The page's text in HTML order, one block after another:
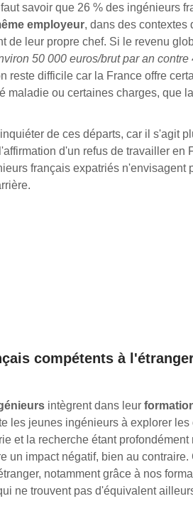
savoir que 26 % des ingénieurs
employeur, dans des contextes
de leur propre chef. Si le revenu
50 000 euros/brut par an
reste difficile car la France offre
maladie ou certaines charges, que
de ces départs, car il s'agit
d'un refus de travailler en
français expatriés n'envisagent
compétents à
intègrent dans leur
les jeunes ingénieurs à explorer les
et la recherche étant
un impact négatif, bien au
notamment grâce à nos
ne trouvent pas d'équivalent